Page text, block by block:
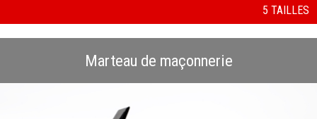
5 TAILLES
Marteau de maçonnerie